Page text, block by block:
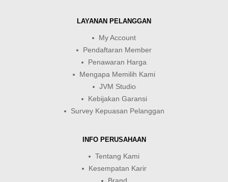
LAYANAN PELANGGAN
My Account
Pendaftaran Member
Penawaran Harga
Mengapa Memilih Kami
JVM Studio
Kebijakan Garansi
Survey Kepuasan Pelanggan
INFO PERUSAHAAN
Tentang Kami
Kesempatan Karir